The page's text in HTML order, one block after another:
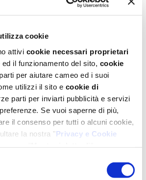
cookie
attivi cookie necessari proprietari
il funzionamento del sito, cookie
per aiutare cameo ed i suoi
utilizzi il sito e cookie di
parti per inviarti pubblicità e servizi
Se vuoi saperne di più,
il consenso per tutti o alcuni cookie,
la nostra "Privacy e Cookie